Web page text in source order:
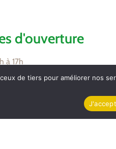
d'ouverture
à 17h
à 18hde tiers pour améliorer nos